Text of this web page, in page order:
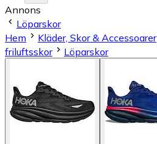
Annons
Löparskor
Hem
Kläder, Skor & Accessoarer
friluftsskor
Löparskor